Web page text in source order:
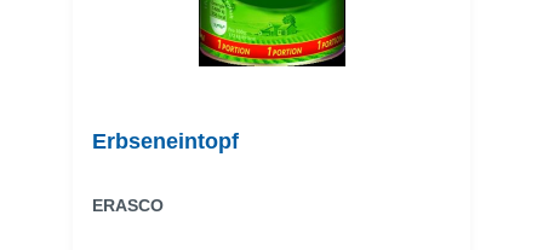
Erbseneintopf
ERASCO